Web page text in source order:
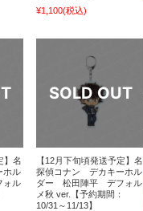
¥1,100(税込)
】名
ホル
ル
【12月下旬頃発送予定】名
探偵コナン デカキーホル
ダー 松田陣平 デフォル
メ秋 ver.【予約期間：
10/31～11/13】